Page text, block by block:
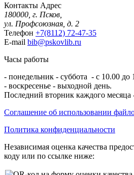
Контакты Адрес
180000, г. Псков,
ул. Профсоюзная, д. 2
Телефон +7(8112) 72-47-35
E-mail bib@pskovlib.ru
Часы работы
- понедельник - суббота - с 10.00 до
- воскресенье - выходной день.
Последний вторник каждого месяца
Соглашение об использовании
Политика конфиденциальности
Независимая оценка качества
коду или по ссылке ниже: